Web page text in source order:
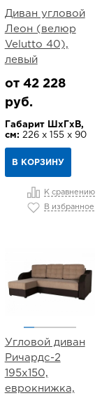
Диван угловой
Леон (велюр
Velutto 40),
левый
от 42 228
руб.
Габарит ШхГхВ,
см: 226 х 155 х 90
В КОРЗИНУ
К сравнению
В избранное
Угловой диван
Ричардс-2
195х150,
еврокнижка,